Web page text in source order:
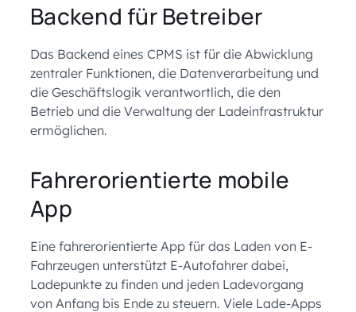
Backend für Betreiber
Das Backend eines CPMS ist für die Abwicklung
zentraler Funktionen, die Datenverarbeitung und
die Geschäftslogik verantwortlich, die den
Betrieb und die Verwaltung der Ladeinfrastruktur
ermöglichen.
Fahrerorientierte mobile
App
Eine fahrerorientierte App für das Laden von E-
Fahrzeugen unterstützt E-Autofahrer dabei,
Ladepunkte zu finden und jeden Ladevorgang
von Anfang bis Ende zu steuern. Viele Lade-Apps